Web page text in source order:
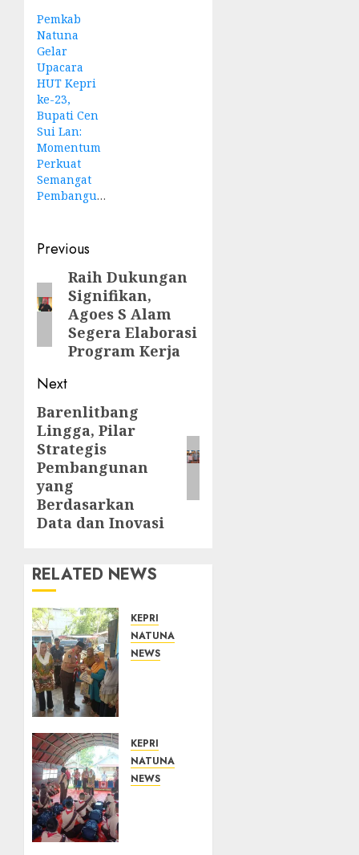
Pemkab
Natuna
Gelar
Upacara
HUT Kepri
ke-23,
Bupati Cen
Sui Lan:
Momentum
Perkuat
Semangat
Pembangunan
Post
navigation
Previous
Previous
post:
Raih Dukungan
Signifikan,
Agoes S Alam
Segera Elaborasi
Program Kerja
Next
Next
post:
Barenlitbang
Lingga, Pilar
Strategis
Pembangunan
yang
Berdasarkan
Data dan Inovasi
RELATED NEWS
KEPRI
NATUNA
NEWS
Bersama
Group
Hadir
KEPRI
NATUNA
NEWS